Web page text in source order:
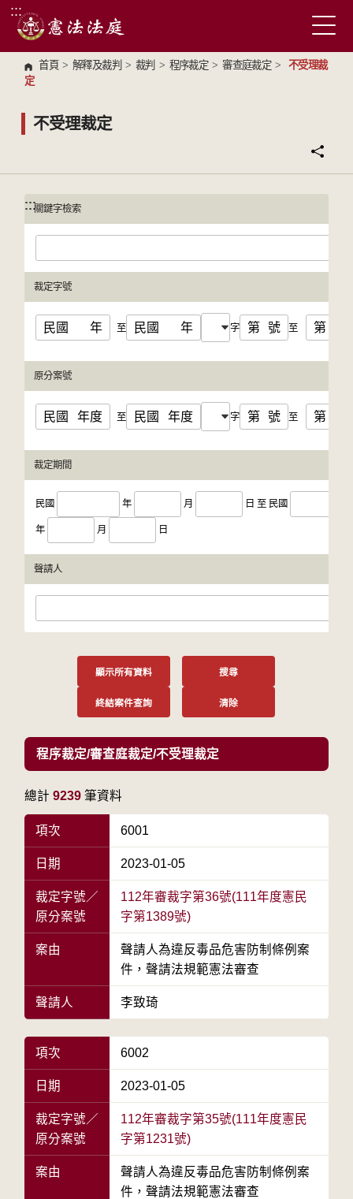
跳到主要內容區塊
:::
首頁 > 解釋及裁判 > 裁判 > 程序裁定 > 審查庭裁定 >
不受理裁
定
不受理裁定
:::
:::關鍵字檢索
裁定字號
民國 年 至 民國 年 字 第 號 至 第
原分案號
民國 年度 至 民國 年度 字 第 號 至 第
裁定期間
民國 年 月 日 至 民國
年 月 日
聲請人
顯示所有資料 搜尋
終結案件查詢 清除
程序裁定/審查庭裁定/不受理裁定
總計 9239 筆資料
項次 6001
日期 2023-01-05
裁定字號／
原分案號
112年審裁字第36號(111年度憲民
字第1389號)
案由
聲請人為違反毒品危害防制條例案
件，聲請法規範憲法審查
聲請人 李致琦
項次 6002
日期 2023-01-05
裁定字號／
原分案號
112年審裁字第35號(111年度憲民
字第1231號)
案由
聲請人為違反毒品危害防制條例案
件，聲請法規範憲法審查